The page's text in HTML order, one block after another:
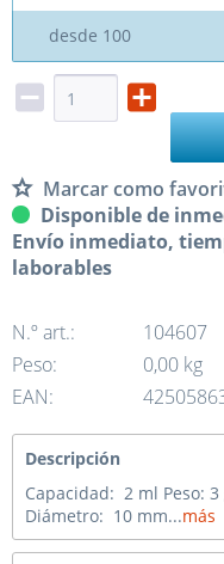
desde 100
Marcar como
Disponible de
Envío inmediato,
laborables
N.º art.:
104607
Peso:
0,00 kg
EAN:
Descripción
Capacidad: 2 ml Peso:
Diámetro: 10 mm...más